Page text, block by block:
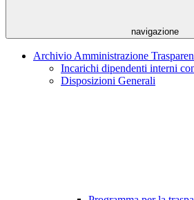
navigazione
Archivio Amministrazione
Incarichi dipendenti interni
Disposizioni Generali